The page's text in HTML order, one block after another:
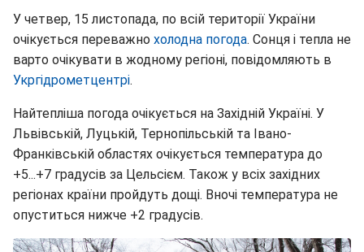
У четвер, 15 листопада, по всій території України
очікується переважно холодна погода. Сонця і тепла не
варто очікувати в жодному регіоні, повідомляють в
Укргідрометцентрі.
Найтепліша погода очікується на Західній Україні. У
Львівській, Луцькій, Тернопільській та Івано-
Франківській областях очікується температура до
+5...+7 градусів за Цельсієм. Також у всіх західних
регіонах країни пройдуть дощі. Вночі температура не
опуститься нижче +2 градусів.